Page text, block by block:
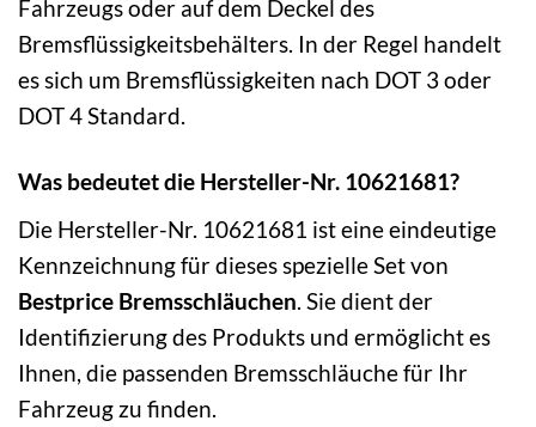
Fahrzeugs oder auf dem Deckel des
Bremsflüssigkeitsbehälters. In der Regel handelt
es sich um Bremsflüssigkeiten nach DOT 3 oder
DOT 4 Standard.
Was bedeutet die Hersteller-Nr. 10621681?
Die Hersteller-Nr. 10621681 ist eine eindeutige
Kennzeichnung für dieses spezielle Set von
Bestprice Bremsschläuchen. Sie dient der
Identifizierung des Produkts und ermöglicht es
Ihnen, die passenden Bremsschläuche für Ihr
Fahrzeug zu finden.